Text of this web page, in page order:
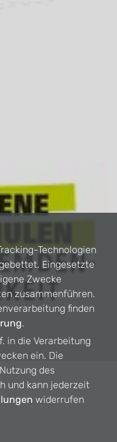
Technologien
Eingesetzte
Zwecke
zusammenführen.
finden
.
in die Verarbeitung
ein. Die
des
und kann jederzeit
widerrufen